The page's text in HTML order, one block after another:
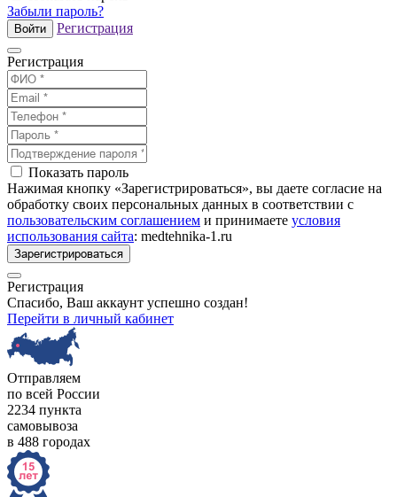
Забыли пароль?
Войти Регистрация
Регистрация
Показать пароль
Нажимая кнопку «Зарегистрироваться», вы даете согласие на
обработку своих персональных данных в соответствии с
пользовательским соглашением и принимаете условия
использования сайта: medtehnika-1.ru
Зарегистрироваться
Регистрация
Спасибо, Ваш аккаунт успешно создан!
Перейти в личный кабинет
Отправляем
по всей России
2234 пункта
самовывоза
в 488 городах